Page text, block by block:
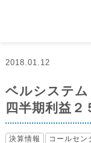
2018.01.12
ベルシステ
四半期利益２
決算情報 コールセン